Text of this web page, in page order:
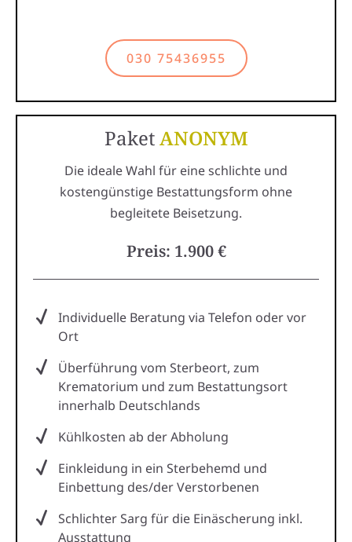
030 75436955
PaketANONYM
Die ideale Wahl für eine schlichte und
kostengünstige Bestattungsform ohne
begleitete Beisetzung.
Preis: 1.900 €
Individuelle Beratung via Telefon oder vor
Ort
Überführung vom Sterbeort, zum
Krematorium und zum Bestattungsort
innerhalb Deutschlands
Kühlkosten ab der Abholung
Einkleidung in ein Sterbehemd und
Einbettung des/der Verstorbenen
Schlichter Sarg für die Einäscherung inkl.
Ausstattung